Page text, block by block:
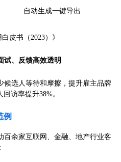
自动生成一键导出
皮书（2023）》
试、反馈高效透明
选人等待和摩擦，提升雇主品牌
访率提升38%。
例
余家互联网、金融、地产行业客